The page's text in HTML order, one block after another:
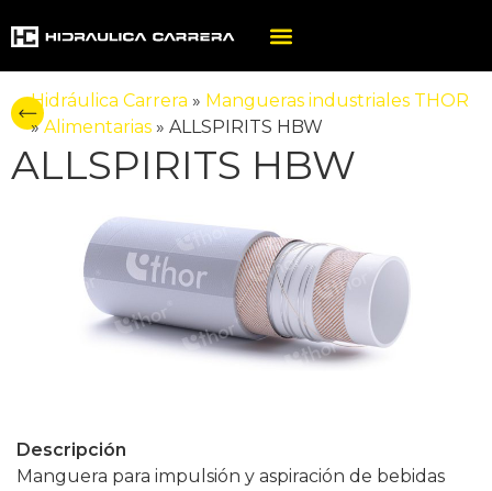
Hidráulica Carrera » Mangueras industriales THOR
»Alimentarias »ALLSPIRITS HBW
ALLSPIRITS HBW
Descripción
Manguera para impulsión y aspiración de bebidas